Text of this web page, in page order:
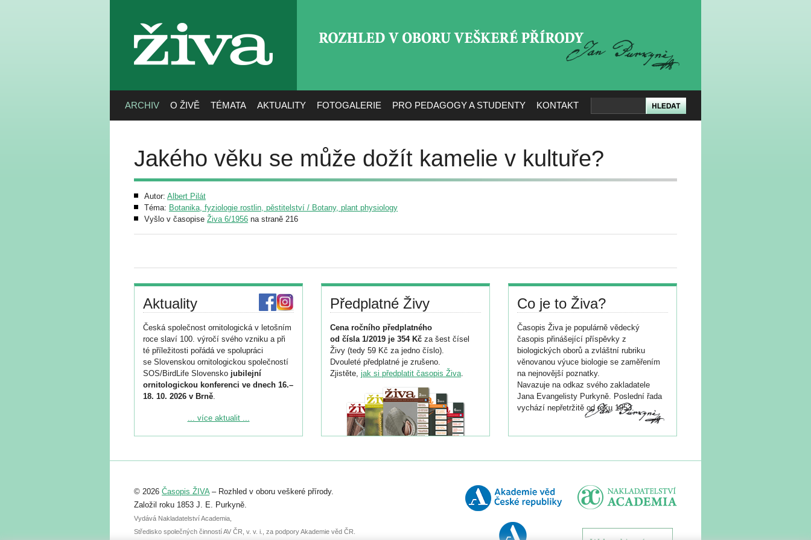
živa
ARCHIV O ŽIVĚ TÉMATA AKTUALITY FOTOGALERIE PRO PEDAGOGY A STUDENTY KONTAKT
Jakého věku se může dožít kamelie v kultuře?
Autor: Albert Pilát
Téma: Botanika, fyziologie rostlin, pěstitelství / Botany, plant physiology
Vyšlo v časopise Živa 6/1956 na straně 216
Aktuality
Česká společnost ornitologická v letošním
roce slaví 100. výročí svého vzniku a při
té příležitosti pořádá ve spolupráci
se Slovenskou ornitologickou společností
SOS/BirdLife Slovensko jubilejní
ornitologickou konferenci ve dnech 16.–
18. 10. 2026 v Brně.
Podrobnější informace ke konferenci
Registrovat se můžete do 6. září.
abstraktu přihlášené přednášky nebo
posteru je už 30. června.
... více aktualit ...
Předplatné Živy
Cena ročního předplatného
od čísla 1/2019 je 354 Kč za šest čísel
Živy (tedy 59 Kč za jedno číslo).
Dvouleté předplatné je zrušeno.
Zjistěte, jak si předplatit časopis Živa.
Co je to Živa?
Časopis Živa je populárně vědecký
časopis přinášející příspěvky z
biologických oborů a zvláštní rubriku
věnovanou výuce biologie se zaměřením
na nejnovější poznatky.
Navazuje na odkaz svého zakladatele
Jana Evangelisty Purkyně. Poslední řada
vychází nepřetržitě od roku 1953.
© 2026 Časopis ŽIVA– Rozhled v oboru veškeré přírody.
Založil roku 1853 J. E. Purkyně.
Vydává Nakladatelství Academia,
Středisko společných činností AV ČR, v. v. i., za podpory Akademie věd ČR.